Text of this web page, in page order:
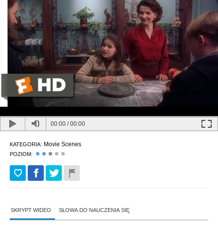
00:00 /00:00
KATEGORIA: Movie Scenes
POZIOM:
SKRYPT WIDEO SŁOWA DO NAUCZENIA SIĘ